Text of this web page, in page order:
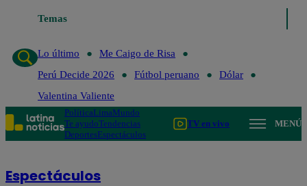
Temas
Lo último
Me Caigo de Risa
Perú Decide 2026
Fútbol peruano
Dólar
Valentina Valiente
PolíticaLimaMundo
Te ayudoTendencias
DeportesEspectáculos
TV en vivo MENÚ
Espectáculos